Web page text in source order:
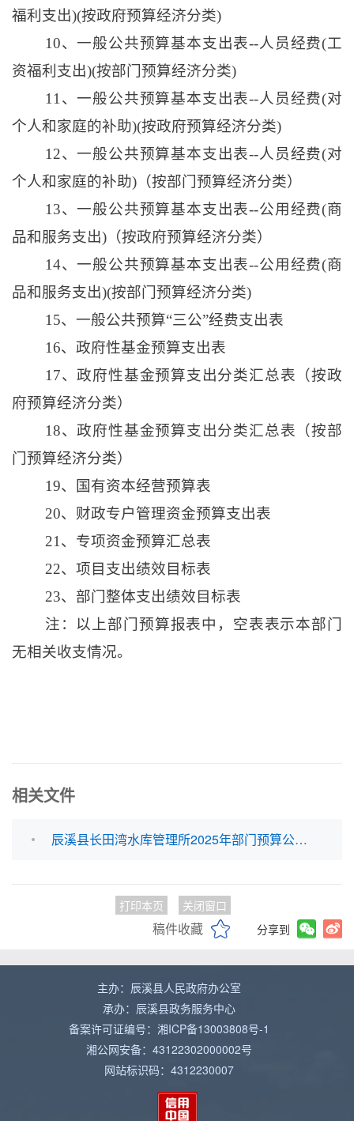
福利支出)(按政府预算经济分类)
10、一般公共预算基本支出表--人员经费(工
资福利支出)(按部门预算经济分类)
11、一般公共预算基本支出表--人员经费(对
个人和家庭的补助)(按政府预算经济分类)
12、一般公共预算基本支出表--人员经费(对
个人和家庭的补助)（按部门预算经济分类）
13、一般公共预算基本支出表--公用经费(商
品和服务支出)（按政府预算经济分类）
14、一般公共预算基本支出表--公用经费(商
品和服务支出)(按部门预算经济分类)
15、一般公共预算“三公”经费支出表
16、政府性基金预算支出表
17、政府性基金预算支出分类汇总表（按政
府预算经济分类）
18、政府性基金预算支出分类汇总表（按部
门预算经济分类）
19、国有资本经营预算表
20、财政专户管理资金预算支出表
21、专项资金预算汇总表
22、项目支出绩效目标表
23、部门整体支出绩效目标表
注：以上部门预算报表中，空表表示本部门
无相关收支情况。
相关文件
辰溪县长田湾水库管理所2025年部门预算公开表.xlsx
打印本页 关闭窗口
稿件收藏 分享到
主办：辰溪县人民政府办公室
承办：辰溪县政务服务中心
备案许可证编号：湘ICP备13003808号-1
湘公网安备：43122302000002号
网站标识码：4312230007